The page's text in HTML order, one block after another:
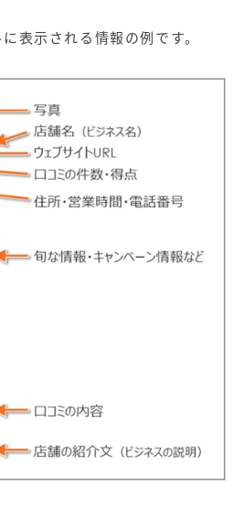
表示される情報の例です。